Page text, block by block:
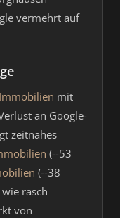
vermehrt auf
mit
an Google-
zeitnahes
(--53
(--38
rasch
von